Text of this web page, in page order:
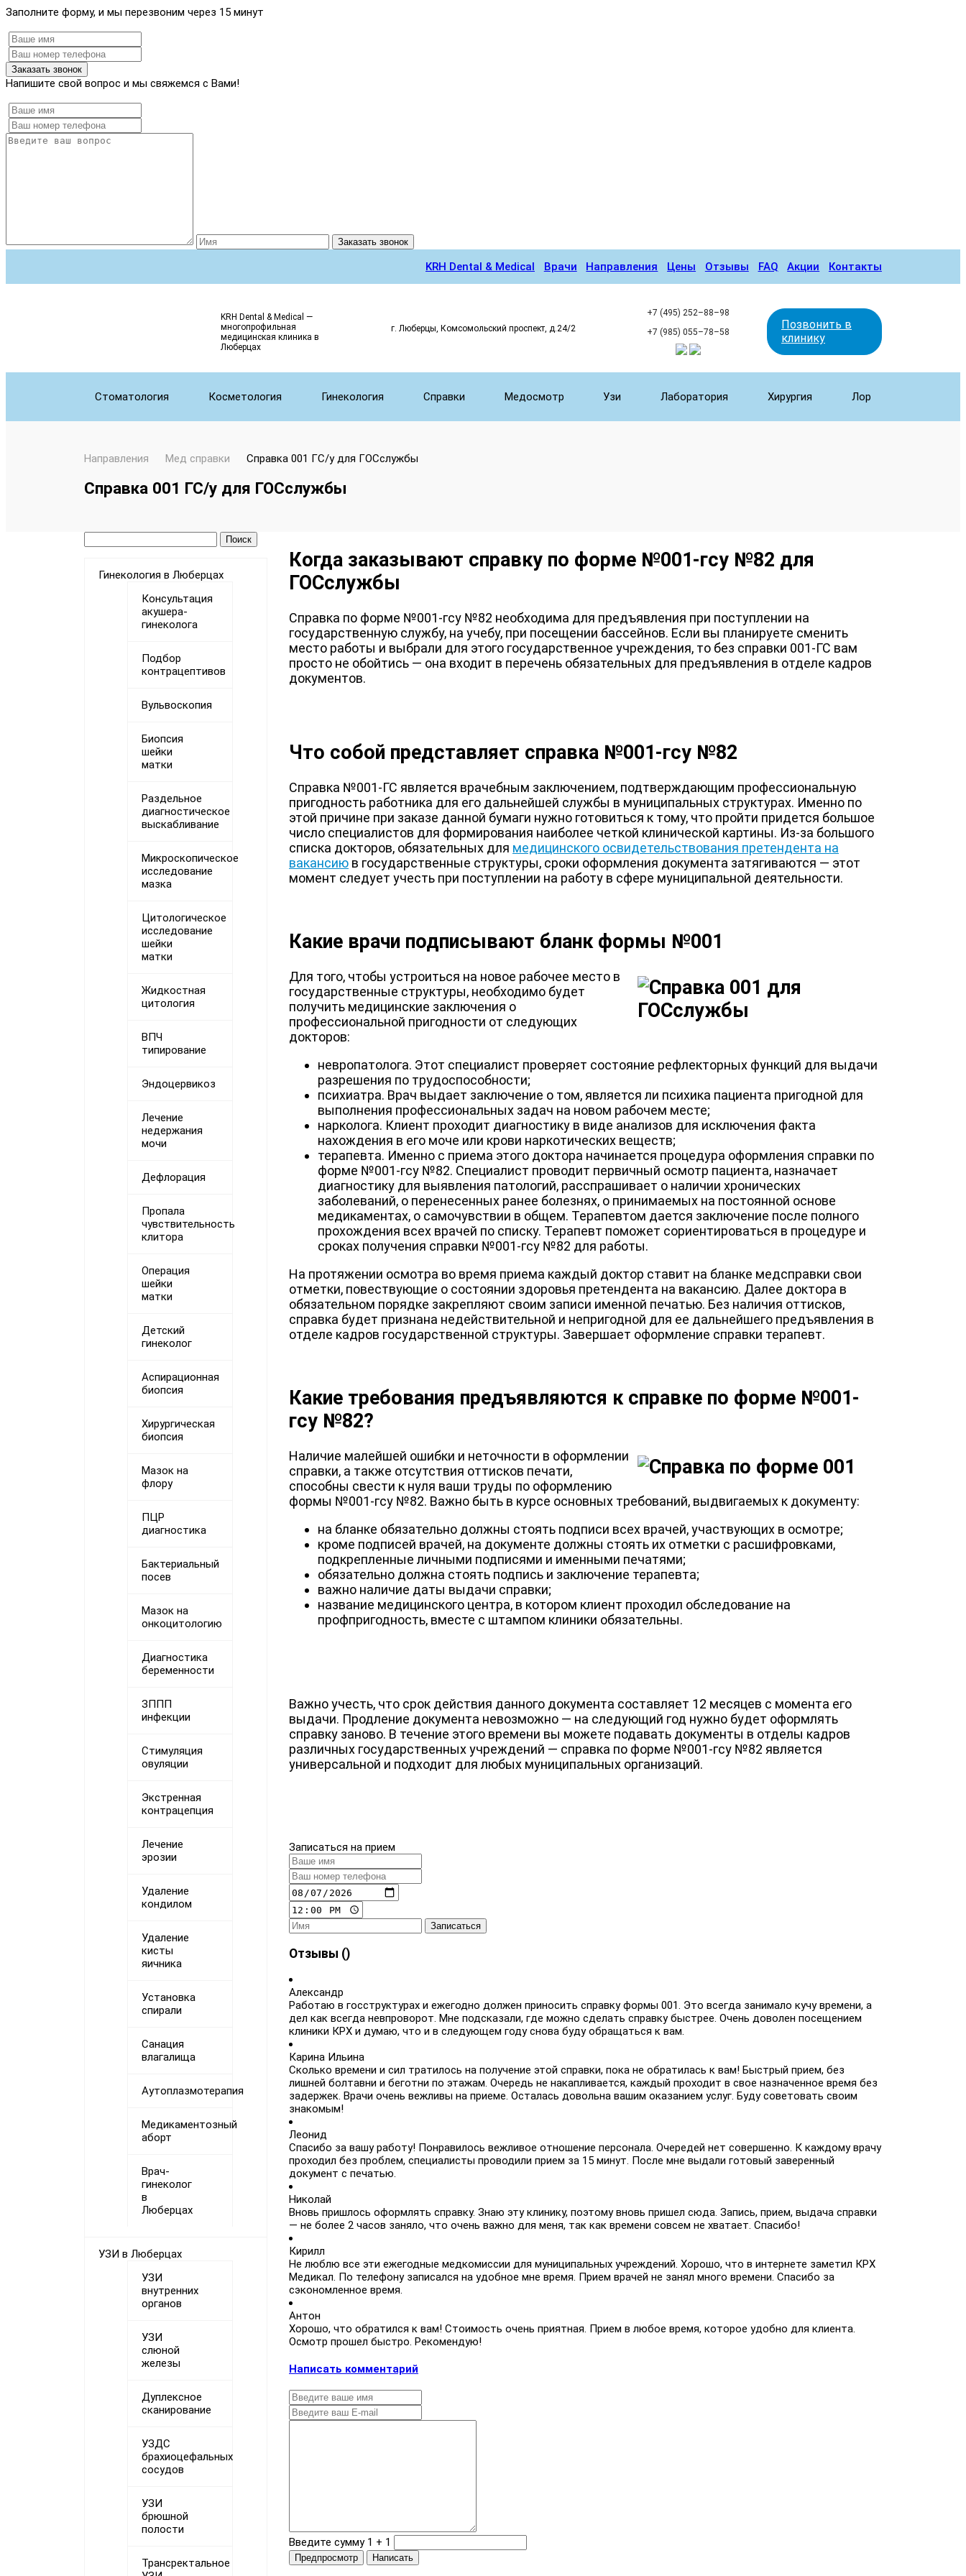
Заполните форму, и мы перезвоним через 15 минут
Заказать звонок
Напишите свой вопрос и мы свяжемся с Вами!
Заказать звонок
KRH Dental & Medical Врачи Направления Цены Отзывы FAQ Акции Контакты
KRH Dental & Medical —
многопрофильная
медицинская клиника в
Люберцах
г. Люберцы, Комсомольский проспект, д.24/2
+7 (495) 252–88–98
+7 (985) 055–78–58
Позвонить в
клинику
Стоматология Косметология Гинекология Справки Медосмотр Узи Лаборатория Хирургия Лор
Направления Мед справки Справка 001 ГС/у для ГОСслужбы
Справка 001 ГС/у для ГОСслужбы
Гинекология в Люберцах
Консультация
акушера-
гинеколога
Подбор
контрацептивов
Вульвоскопия
Биопсия
шейки
матки
Раздельное
диагностическое
выскабливание
Микроскопическое
исследование
мазка
Цитологическое
исследование
шейки
матки
Жидкостная
цитология
ВПЧ
типирование
Эндоцервикоз
Лечение
недержания
мочи
Дефлорация
Пропала
чувствительность
клитора
Операция
шейки
матки
Детский
гинеколог
Аспирационная
биопсия
Хирургическая
биопсия
Мазок на
флору
ПЦР
диагностика
Бактериальный
посев
Мазок на
онкоцитологию
Диагностика
беременности
ЗППП
инфекции
Стимуляция
овуляции
Экстренная
контрацепция
Лечение
эрозии
Удаление
кондилом
Удаление
кисты
яичника
Установка
спирали
Санация
влагалища
Аутоплазмотерапия
Медикаментозный
аборт
Врач-
гинеколог
в
Люберцах
УЗИ в Люберцах
УЗИ
внутренних
органов
УЗИ
слюной
железы
Дуплексное
сканирование
УЗДС
брахиоцефальных
сосудов
УЗИ
брюшной
полости
Трансректальное
Когда заказывают справку по форме №001-гсу №82 для
ГОСслужбы
Справка по форме №001-гсу №82 необходима для предъявления при поступлении на
государственную службу, на учебу, при посещении бассейнов. Если вы планируете сменить
место работы и выбрали для этого государственное учреждения, то без справки 001-ГС вам
просто не обойтись — она входит в перечень обязательных для предъявления в отделе кадров
документов.
Что собой представляет справка №001-гсу №82
Справка №001-ГС является врачебным заключением, подтверждающим профессиональную
пригодность работника для его дальнейшей службы в муниципальных структурах. Именно по
этой причине при заказе данной бумаги нужно готовиться к тому, что пройти придется большое
число специалистов для формирования наиболее четкой клинической картины. Из-за большого
списка докторов, обязательных для медицинского освидетельствования претендента на
вакансию в государственные структуры, сроки оформления документа затягиваются — этот
момент следует учесть при поступлении на работу в сфере муниципальной деятельности.
Какие врачи подписывают бланк формы №001
Для того, чтобы устроиться на новое рабочее место в
государственные структуры, необходимо будет
получить медицинские заключения о
профессиональной пригодности от следующих
докторов:
невропатолога. Этот специалист проверяет состояние рефлекторных функций для выдачи
разрешения по трудоспособности;
психиатра. Врач выдает заключение о том, является ли психика пациента пригодной для
выполнения профессиональных задач на новом рабочем месте;
нарколога. Клиент проходит диагностику в виде анализов для исключения факта
нахождения в его моче или крови наркотических веществ;
терапевта. Именно с приема этого доктора начинается процедура оформления справки по
форме №001-гсу №82. Специалист проводит первичный осмотр пациента, назначает
диагностику для выявления патологий, расспрашивает о наличии хронических
заболеваний, о перенесенных ранее болезнях, о принимаемых на постоянной основе
медикаментах, о самочувствии в общем. Терапевтом дается заключение после полного
прохождения всех врачей по списку. Терапевт поможет сориентироваться в процедуре и
сроках получения справки №001-гсу №82 для работы.
На протяжении осмотра во время приема каждый доктор ставит на бланке медсправки свои
отметки, повествующие о состоянии здоровья претендента на вакансию. Далее доктора в
обязательном порядке закрепляют своим записи именной печатью. Без наличия оттисков,
справка будет признана недействительной и непригодной для ее дальнейшего предъявления в
отделе кадров государственной структуры. Завершает оформление справки терапевт.
Какие требования предъявляются к справке по форме №001-
гсу №82?
Наличие малейшей ошибки и неточности в оформлении
справки, а также отсутствия оттисков печати,
способны свести к нуля ваши труды по оформлению
формы №001-гсу №82. Важно быть в курсе основных требований, выдвигаемых к документу:
на бланке обязательно должны стоять подписи всех врачей, участвующих в осмотре;
кроме подписей врачей, на документе должны стоять их отметки с расшифровками,
подкрепленные личными подписями и именными печатями;
обязательно должна стоять подпись и заключение терапевта;
важно наличие даты выдачи справки;
название медицинского центра, в котором клиент проходил обследование на
профпригодность, вместе с штампом клиники обязательны.
Важно учесть, что срок действия данного документа составляет 12 месяцев с момента его
выдачи. Продление документа невозможно — на следующий год нужно будет оформлять
справку заново. В течение этого времени вы можете подавать документы в отделы кадров
различных государственных учреждений — справка по форме №001-гсу №82 является
универсальной и подходит для любых муниципальных организаций.
Записаться на прием
Записаться
Отзывы ()
Александр
Работаю в госструктурах и ежегодно должен приносить справку формы 001. Это всегда занимало кучу времени, а
дел как всегда невпроворот. Мне подсказали, где можно сделать справку быстрее. Очень доволен посещением
клиники КРХ и думаю, что и в следующем году снова буду обращаться к вам.
Карина Ильина
Сколько времени и сил тратилось на получение этой справки, пока не обратилась к вам! Быстрый прием, без
лишней болтавни и беготни по этажам. Очередь не накапливается, каждый проходит в свое назначенное время без
задержек. Врачи очень вежливы на приеме. Осталась довольна вашим оказанием услуг. Буду советовать своим
знакомым!
Леонид
Спасибо за вашу работу! Понравилось вежливое отношение персонала. Очередей нет совершенно. К каждому врачу
проходил без проблем, специалисты проводили прием за 15 минут. После мне выдали готовый заверенный
документ с печатью.
Николай
Вновь пришлось оформлять справку. Знаю эту клинику, поэтому вновь пришел сюда. Запись, прием, выдача справки
— не более 2 часов заняло, что очень важно для меня, так как времени совсем не хватает. Спасибо!
Кирилл
Не люблю все эти ежегодные медкомиссии для муниципальных учреждений. Хорошо, что в интернете заметил КРХ
Медикал. По телефону записался на удобное мне время. Прием врачей не занял много времени. Спасибо за
сэкономленное время.
Антон
Хорошо, что обратился к вам! Стоимость очень приятная. Прием в любое время, которое удобно для клиента.
Осмотр прошел быстро. Рекомендую!
Написать комментарий
Введите сумму 1 + 1